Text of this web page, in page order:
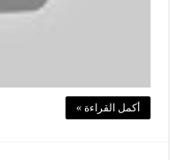
أكمل القراءة »